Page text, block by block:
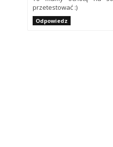
przetestować :)
Odpowiedz